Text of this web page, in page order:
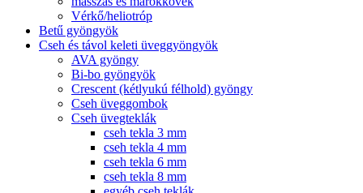
Vérkő/heliotróp
Betű gyöngyök
Cseh és távol keleti üveggyöngyök
AVA gyöngy
Bi-bo gyöngyök
Crescent (kétlyukú félhold) gyöngy
Cseh üveggombok
Cseh üvegteklák
cseh tekla 3 mm
cseh tekla 4 mm
cseh tekla 6 mm
cseh tekla 8 mm